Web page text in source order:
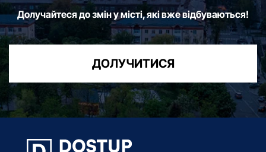
Долучайтеся до змін у місті, які вже відбуваються!
ДОЛУЧИТИСЯ